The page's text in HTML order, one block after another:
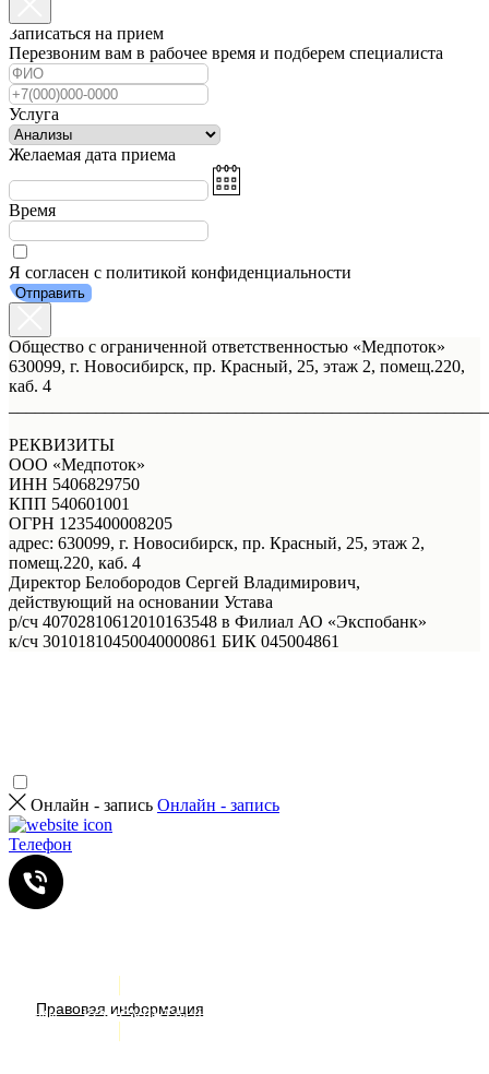
Правовая информация
Акции
Записаться на прием
Перезвоним вам в рабочее время и подберем специалиста
Услуга
Желаемая дата приема
Время
Я согласен с политикой конфиденциальности
Отправить
Общество с ограниченной ответственностью «Медпоток»
630099, г. Новосибирск, пр. Красный, 25, этаж 2, помещ.220,
каб. 4
РЕКВИЗИТЫ
ООО «Медпоток»
ИНН 5406829750
КПП 540601001
ОГРН 1235400008205
адрес: 630099, г. Новосибирск, пр. Красный, 25, этаж 2,
помещ.220, каб. 4
Директор Белобородов Сергей Владимирович,
действующий на основании Устава
р/сч 40702810612010163548 в Филиал АО «Экспобанк»
к/сч 30101810450040000861 БИК 045004861
ИМЕЮТСЯ ПРОТИВОПОКАЗАНИЯ. НЕОБХОДИМА
КОНСУЛЬТАЦИЯ СПЕЦИАЛИСТА
Онлайн - запись Онлайн - запись
Телефон